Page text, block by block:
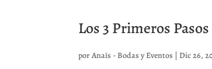
Los 3 Primeros
porAnaïs - Bodas y Eventos |Dic 26,